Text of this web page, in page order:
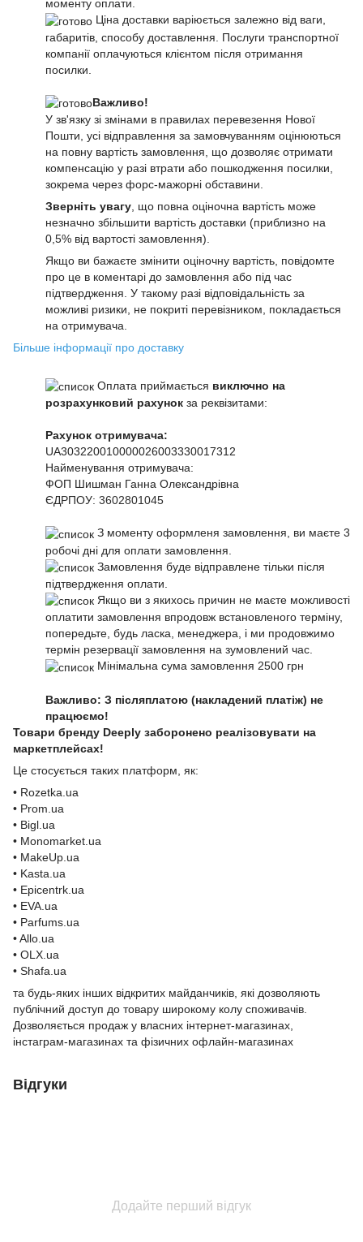
моменту оплати.
Ціна доставки варіюється залежно від ваги,
габаритів, способу доставлення. Послуги транспортної
компанії оплачуються клієнтом після отримання
посилки.
Важливо!
У зв'язку зі змінами в правилах перевезення Нової
Пошти, усі відправлення за замовчуванням оцінюються
на повну вартість замовлення, що дозволяє отримати
компенсацію у разі втрати або пошкодження посилки,
зокрема через форс-мажорні обставини.
Зверніть увагу , що повна оціночна вартість може
незначно збільшити вартість доставки (приблизно на
0,5% від вартості замовлення).
Якщо ви бажаєте змінити оціночну вартість, повідомте
про це в коментарі до замовлення або під час
підтвердження. У такому разі відповідальність за
можливі ризики, не покриті перевізником, покладається
на отримувача.
Більше інформації про доставку
Оплата приймається виключно на
розрахунковий рахунок за реквізитами:
Рахунок отримувача:
UA303220010000026003330017312
Найменування отримувача:
ФОП Шишман Ганна Олександрівна
ЄДРПОУ: 3602801045
З моменту оформленя замовлення, ви маєте 3
робочі дні для оплати замовлення.
Замовлення буде відправлене тільки після
підтвердження оплати.
Якщо ви з якихось причин не маєте можливості
оплатити замовлення впродовж встановленого терміну,
попередьте, будь ласка, менеджера, і ми продовжимо
термін резервації замовлення на зумовлений час.
Мінімальна сума замовлення 2500 грн
Важливо: З післяплатою (накладений платіж) не
працюємо!
Товари бренду Deeply заборонено реалізовувати на
маркетплейсах!
Це стосується таких платформ, як:
• Rozetka.ua
• Prom.ua
• Bigl.ua
• Monomarket.ua
• MakeUp.ua
• Kasta.ua
• Epicentrk.ua
• EVA.ua
• Parfums.ua
• Allo.ua
• OLX.ua
• Shafa.ua
та будь-яких інших відкритих майданчиків, які дозволяють
публічний доступ до товару широкому колу споживачів.
Дозволяється продаж у власних інтернет-магазинах,
інстаграм-магазинах та фізичних офлайн-магазинах
Відгуки
Додайте перший відгук